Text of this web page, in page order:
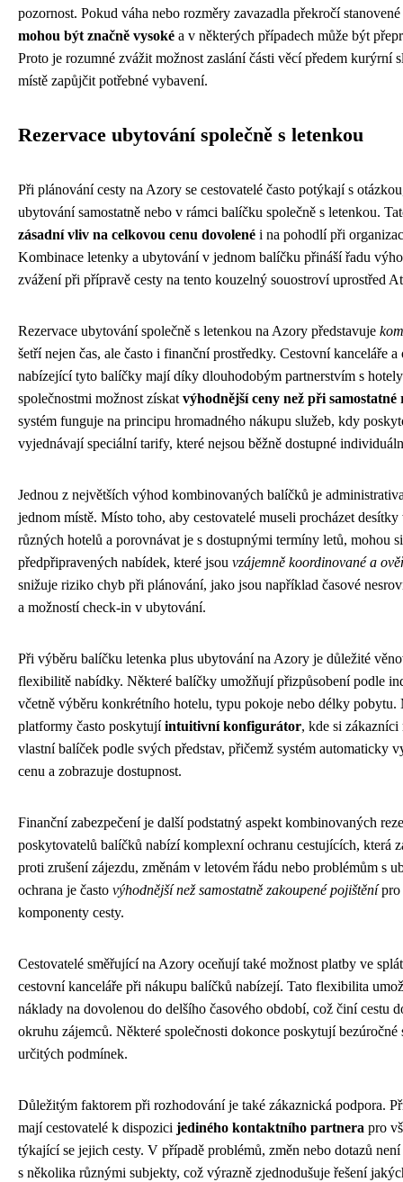
pozornost. Pokud váha nebo rozměry zavazadla překročí
mohou být značně vysoké a v některých případech může být
Proto je rozumné zvážit možnost zaslání části věcí předem kurýrní
místě zapůjčit potřebné vybavení.
Rezervace ubytování společně s letenkou
Při plánování cesty na Azory se cestovatelé často potýkají s
ubytování samostatně nebo v rámci balíčku společně s letenkou.
zásadní vliv na celkovou cenu dovolené i na pohodlí při
Kombinace letenky a ubytování v jednom balíčku přináší řadu
zvážení při přípravě cesty na tento kouzelný souostroví uprostřed
Rezervace ubytování společně s letenkou na Azory představuje
šetří nejen čas, ale často i finanční prostředky. Cestovní kanceláře
nabízející tyto balíčky mají díky dlouhodobým partnerstvím s
společnostmi možnost získat výhodnější ceny než při samostatné
systém funguje na principu hromadného nákupu služeb, kdy
vyjednávají speciální tarify, které nejsou běžně dostupné
Jednou z největších výhod kombinovaných balíčků je
jednom místě. Místo toho, aby cestovatelé museli procházet
různých hotelů a porovnávat je s dostupnými termíny letů, mohou
předpřipravených nabídek, které jsou vzájemně koordinované a
snižuje riziko chyb při plánování, jako jsou například časové
a možností check-in v ubytování.
Při výběru balíčku letenka plus ubytování na Azory je důležité
flexibilitě nabídky. Některé balíčky umožňují přizpůsobení podle
včetně výběru konkrétního hotelu, typu pokoje nebo délky pobytu.
platformy často poskytujíintuitivní konfigurátor, kde si zákazníci
vlastní balíček podle svých představ, přičemž systém automaticky
cenu a zobrazuje dostupnost.
Finanční zabezpečení je další podstatný aspekt kombinovaných
poskytovatelů balíčků nabízí komplexní ochranu cestujících, která
proti zrušení zájezdu, změnám v letovém řádu nebo problémům s
ochrana je často výhodnější než samostatně zakoupené pojištěnípro
komponenty cesty.
Cestovatelé směřující na Azory oceňují také možnost platby ve
cestovní kanceláře při nákupu balíčků nabízejí. Tato flexibilita
náklady na dovolenou do delšího časového období, což činí cestu
okruhu zájemců. Některé společnosti dokonce poskytují
určitých podmínek.
Důležitým faktorem při rozhodování je také zákaznická podpora.
mají cestovatelé k dispozici jediného kontaktního partnera pro
týkající se jejich cesty. V případě problémů, změn nebo dotazů
s několika různými subjekty, což výrazně zjednodušuje řešení